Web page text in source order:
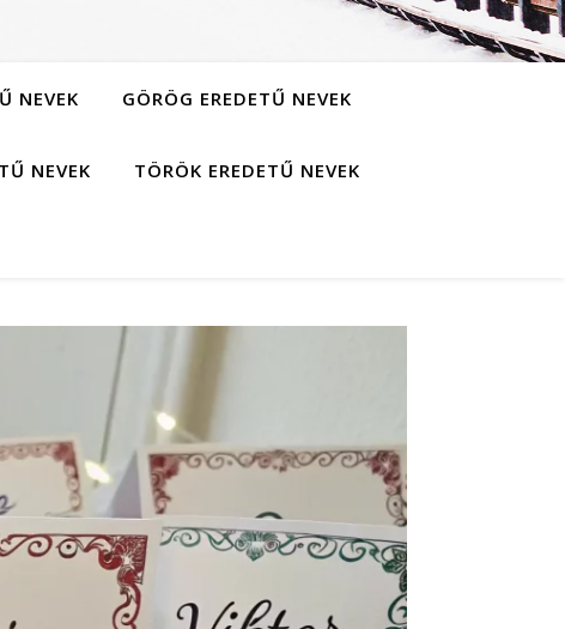
NEVEK GÖRÖG EREDETŰ NEVEK
NEVEK TÖRÖK EREDETŰ NEVEK